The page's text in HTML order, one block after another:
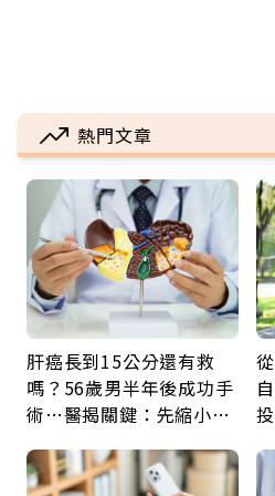
熱門文章
肝癌長到15公分還有救
嗎？56歲男半年後成功手
術…醫揭關鍵：先縮小腫